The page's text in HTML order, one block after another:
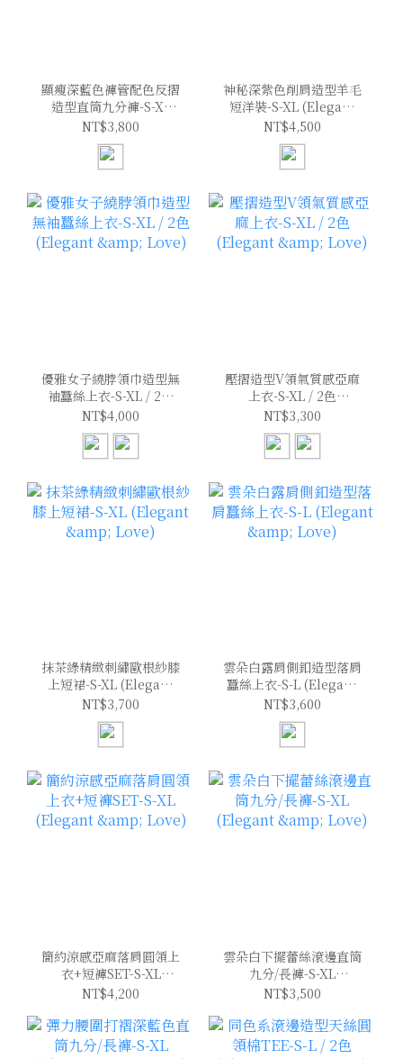
顯瘦深藍色褲管配色反摺
造型直筒九分褲-S-XL
(Elegant & Love)
NT$3,800
神秘深紫色削肩造型羊毛
短洋裝-S-XL (Elegant
& Love)
NT$4,500
優雅女子繞脖領巾造型無
袖蠶絲上衣-S-XL / 2色
(Elegant & Love)
NT$4,000
壓摺造型V領氣質感亞麻
上衣-S-XL / 2色
(Elegant & Love)
NT$3,300
抹茶綠精緻刺繡歐根紗膝
上短裙-S-XL (Elegant
& Love)
NT$3,700
雲朵白露肩側釦造型落肩
蠶絲上衣-S-L (Elegant
& Love)
NT$3,600
簡約涼感亞麻落肩圓領上
衣+短褲SET-S-XL
(Elegant & Love)
NT$4,200
雲朵白下擺蕾絲滾邊直筒
九分/長褲-S-XL
(Elegant & Love)
NT$3,500